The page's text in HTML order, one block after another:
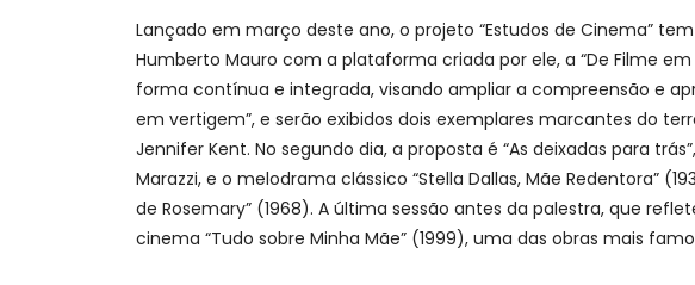
Lançado em março deste ano, o projeto “Estudos de Cinema”
Humberto Mauro com a plataforma criada por ele, a “De Filme
forma contínua e integrada, visando ampliar a compreensão e
em vertigem”, e serão exibidos dois exemplares marcantes do
Jennifer Kent. No segundo dia, a proposta é “As deixadas para
Marazzi, e o melodrama clássico “Stella Dallas, Mãe Redentora”
de Rosemary” (1968). A última sessão antes da palestra, que
cinema “Tudo sobre Minha Mãe” (1999), uma das obras mais